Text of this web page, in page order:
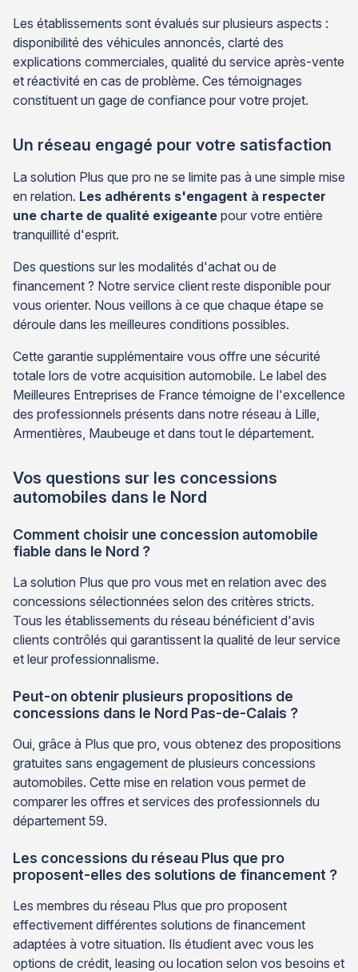
Les établissements sont évalués sur plusieurs aspects :
disponibilité des véhicules annoncés, clarté des
explications commerciales, qualité du service après-vente
et réactivité en cas de problème. Ces témoignages
constituent un gage de confiance pour votre projet.
Un réseau engagé pour votre satisfaction
La solution Plus que pro ne se limite pas à une simple mise
en relation. Les adhérents s'engagent à respecter
une charte de qualité exigeante pour votre entière
tranquillité d'esprit.
Des questions sur les modalités d'achat ou de
financement ? Notre service client reste disponible pour
vous orienter. Nous veillons à ce que chaque étape se
déroule dans les meilleures conditions possibles.
Cette garantie supplémentaire vous offre une sécurité
totale lors de votre acquisition automobile. Le label des
Meilleures Entreprises de France témoigne de l'excellence
des professionnels présents dans notre réseau à Lille,
Armentières, Maubeuge et dans tout le département.
Vos questions sur les concessions
automobiles dans le Nord
Comment choisir une concession automobile
fiable dans le Nord ?
La solution Plus que pro vous met en relation avec des
concessions sélectionnées selon des critères stricts.
Tous les établissements du réseau bénéficient d'avis
clients contrôlés qui garantissent la qualité de leur service
et leur professionnalisme.
Peut-on obtenir plusieurs propositions de
concessions dans le Nord Pas-de-Calais ?
Oui, grâce à Plus que pro, vous obtenez des propositions
gratuites sans engagement de plusieurs concessions
automobiles. Cette mise en relation vous permet de
comparer les offres et services des professionnels du
département 59.
Les concessions du réseau Plus que pro
proposent-elles des solutions de financement ?
Les membres du réseau Plus que pro proposent
effectivement différentes solutions de financement
adaptées à votre situation. Ils étudient avec vous les
options de crédit, leasing ou location selon vos besoins et